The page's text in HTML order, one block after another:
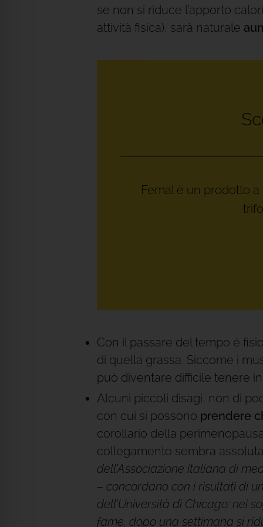
se non si riduce l’apporto
attività fisica), sarà naturale
Femal è un prodotto
Con il passare del tempo è
di quella grassa. Siccome i
può diventare difficile tenere
Alcuni piccoli disagi, non di
con cui si possono prendere
corollario della
collegamento sembra
dell’Associazione italiana di
– concordano con i risultati di
dell’Università di Chicago: nei
fame, dopo una settimana si